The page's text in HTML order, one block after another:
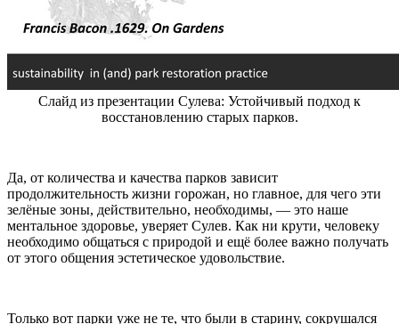
Слайд из презентации Сулева: Устойчивый подход к
восстановлению старых парков.
Да, от количества и качества парков зависит
продолжительность жизни горожан, но главное, для чего эти
зелёные зоны, действительно, необходимы, — это наше
ментальное здоровье, уверяет Сулев. Как ни крути, человеку
необходимо общаться с природой и ещё более важно получать
от этого общения эстетическое удовольствие.
Только вот парки уже не те, что были в старину, сокрушался